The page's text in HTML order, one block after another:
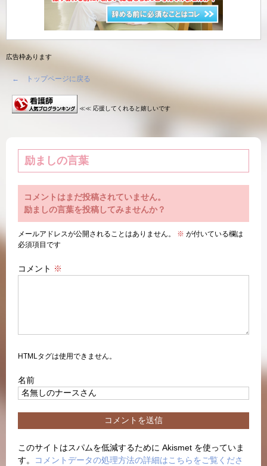
広告枠あります
← トップページに戻る
≪≪ 応援してくれると嬉しいです
励ましの言葉
コメントはまだ投稿されていません。
励ましの言葉を投稿してみませんか？
メールアドレスが公開されることはありません。 ※ が付いている欄は
必須項目です
コメント ※
HTMLタグは使用できません。
名前
このサイトはスパムを低減するために Akismet を使っていま
す。
コメントデータの処理方法の詳細はこちらをご覧くださ